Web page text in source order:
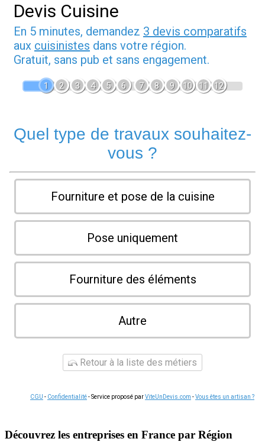
Devis Cuisine
En 5 minutes, demandez 3 devis comparatifs
aux cuisinistes dans votre région.
Gratuit, sans pub et sans engagement.
1 2 3 4 5 6 7 8 9 10 11 12
Quel type de travaux souhaitez-
vous ?
Fourniture et pose de la cuisine
Pose uniquement
Fourniture des éléments
Autre
Retour à la liste des métiers
CGU - Confidentialité- Service proposé parViteUnDevis.com -Vous êtes un artisan ?
Découvrez les entreprises en France par Région